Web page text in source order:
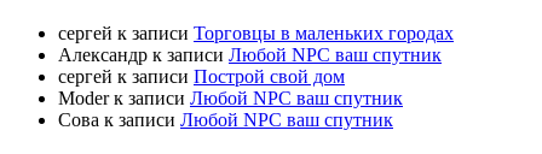
cергей к записи Торговцы в маленьких городах
Александр к записи Любой NPC ваш спутник
cергей к записи Построй свой дом
Moderк записи Любой NPC ваш спутник
Сова к записи Любой NPC ваш спутник